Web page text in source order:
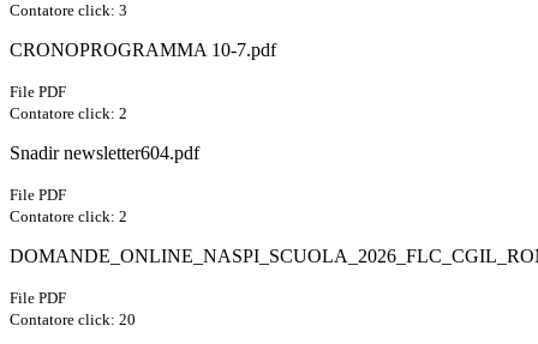
Contatore click: 3
CRONOPROGRAMMA 10-7.pdf
File PDF
Contatore click: 2
Snadir newsletter604.pdf
File PDF
Contatore click: 2
File PDF
Contatore click: 20